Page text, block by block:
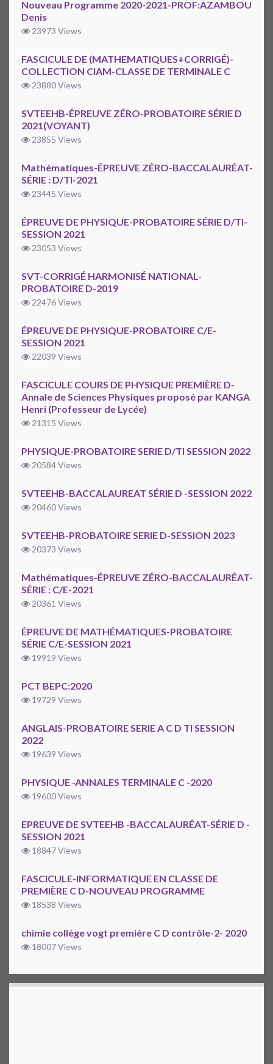
Nouveau Programme 2020-2021-PROF:AZAMBOU
Denis
23973 Views
FASCICULE DE (MATHEMATIQUES+CORRIGÉ)-
COLLECTION CIAM-CLASSE DE TERMINALE C
23880 Views
SVTEEHB-ÉPREUVE ZÉRO-PROBATOIRE SÉRIE D
2021(VOYANT)
23855 Views
Mathématiques-ÉPREUVE ZÉRO-BACCALAURÉAT-
SÉRIE : D/TI-2021
23445 Views
ÉPREUVE DE PHYSIQUE-PROBATOIRE SÉRIE D/TI-
SESSION 2021
23053 Views
SVT-CORRIGÉ HARMONISÉ NATIONAL-
PROBATOIRE D-2019
22476 Views
ÉPREUVE DE PHYSIQUE-PROBATOIRE C/E-
SESSION 2021
22039 Views
FASCICULE COURS DE PHYSIQUE PREMIÈRE D-
Annale de Sciences Physiques proposé par KANGA
Henri (Professeur de Lycée)
21315 Views
PHYSIQUE-PROBATOIRE SERIE D/TI SESSION 2022
20584 Views
SVTEEHB-BACCALAUREAT SÉRIE D -SESSION 2022
20460 Views
SVTEEHB-PROBATOIRE SERIE D-SESSION 2023
20373 Views
Mathématiques-ÉPREUVE ZÉRO-BACCALAURÉAT-
SÉRIE : C/E-2021
20361 Views
ÉPREUVE DE MATHÉMATIQUES-PROBATOIRE
SÉRIE C/E-SESSION 2021
19919 Views
PCT BEPC:2020
19729 Views
ANGLAIS-PROBATOIRE SERIE A C D TI SESSION
2022
19639 Views
PHYSIQUE -ANNALES TERMINALE C -2020
19600 Views
EPREUVE DE SVTEEHB -BACCALAURÉAT-SÉRIE D -
SESSION 2021
18847 Views
FASCICULE-INFORMATIQUE EN CLASSE DE
PREMIÈRE C D-NOUVEAU PROGRAMME
18538 Views
chimie collège vogt première C D contrôle-2- 2020
18007 Views